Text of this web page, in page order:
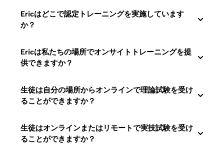
Ericはどこで認定トレーニングを実施しています
か？
Ericは私たちの場所でオンサイトトレーニングを提
供できますか？
生徒は自分の場所からオンラインで理論試験を受け
ることができますか？
生徒はオンラインまたはリモートで実技試験を受け
ることができますか？